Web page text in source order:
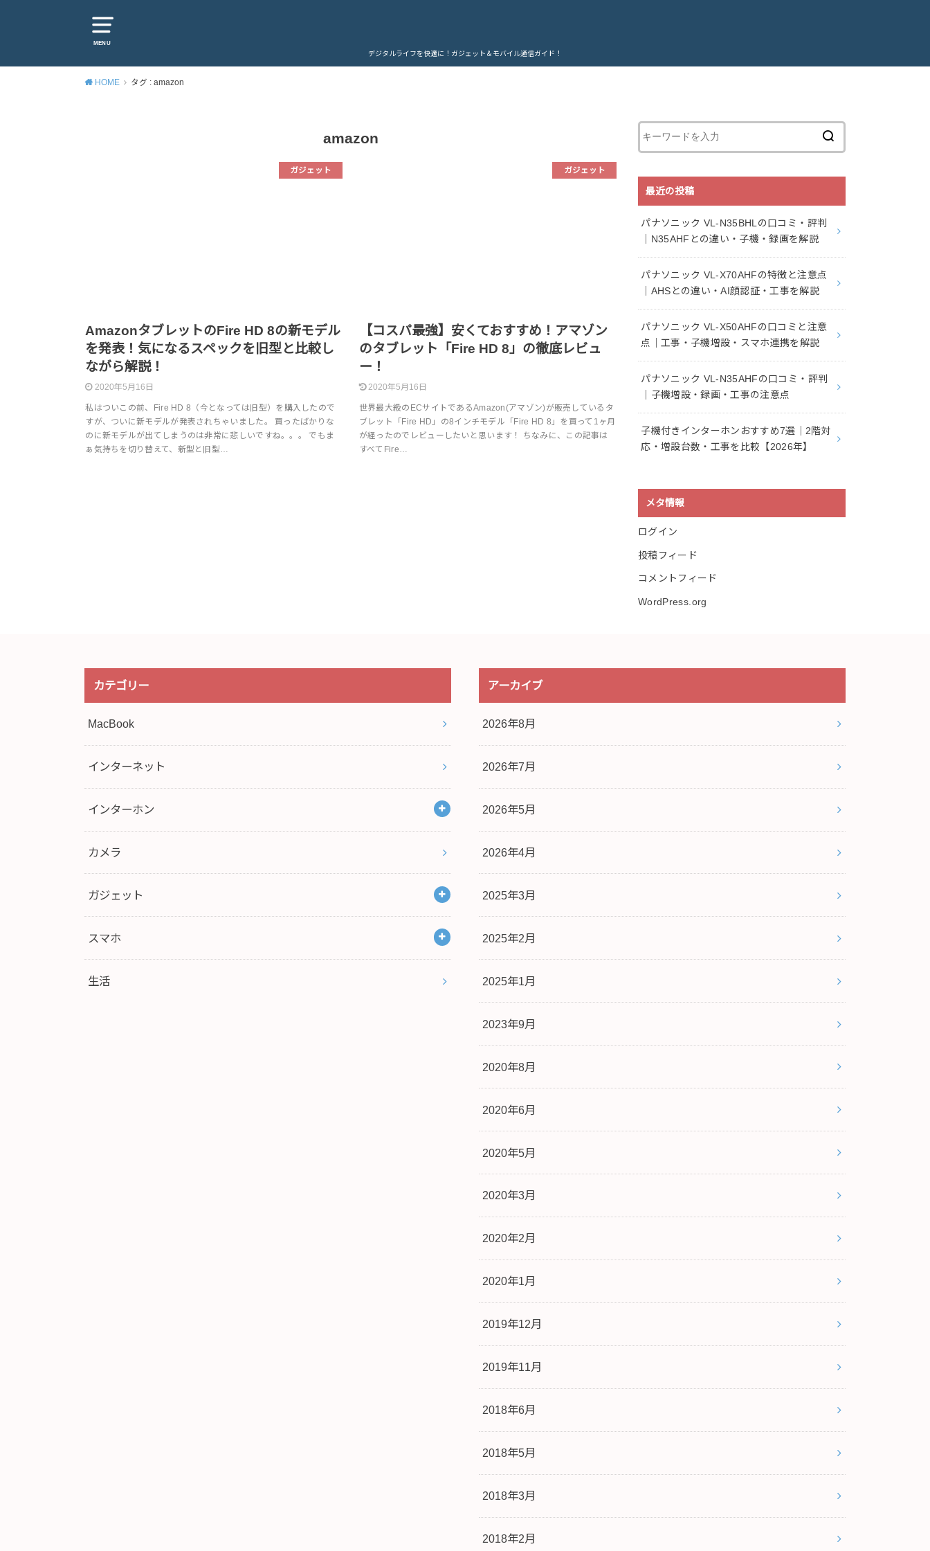
MENU
デジタルライフを快適に！ガジェット＆モバイル通信ガイド！
HOME タグ : amazon
amazon
ガジェット
AmazonタブレットのFire HD 8の新モデル
を発表！気になるスペックを旧型と比較し
ながら解説！
2020年5月16日
私はついこの前、Fire HD 8（今となっては旧型）を購入したので
すが、ついに新モデルが発表されちゃいました。 買ったばかりな
のに新モデルが出てしまうのは非常に悲しいですね。。。 でもま
ぁ気持ちを切り替えて、新型と旧型…
ガジェット
【コスパ最強】安くておすすめ！アマゾン
のタブレット「Fire HD 8」の徹底レビュ
ー！
2020年5月16日
世界最大級のECサイトであるAmazon(アマゾン)が販売しているタ
ブレット「Fire HD」の8インチモデル「Fire HD 8」を買って1ヶ月
が経ったのでレビューしたいと思います！ ちなみに、この記事は
すべてFire…
最近の投稿
パナソニック VL-N35BHLの口コミ・評判
｜N35AHFとの違い・子機・録画を解説
パナソニック VL-X70AHFの特徴と注意点
｜AHSとの違い・AI顔認証・工事を解説
パナソニック VL-X50AHFの口コミと注意
点｜工事・子機増設・スマホ連携を解説
パナソニック VL-N35AHFの口コミ・評判
｜子機増設・録画・工事の注意点
子機付きインターホンおすすめ7選｜2階対
応・増設台数・工事を比較【2026年】
メタ情報
ログイン
投稿フィード
コメントフィード
WordPress.org
カテゴリー
MacBook
インターネット
インターホン
カメラ
ガジェット
スマホ
生活
アーカイブ
2026年8月
2026年7月
2026年5月
2026年4月
2025年3月
2025年2月
2025年1月
2023年9月
2020年8月
2020年6月
2020年5月
2020年3月
2020年2月
2020年1月
2019年12月
2019年11月
2018年6月
2018年5月
2018年3月
2018年2月